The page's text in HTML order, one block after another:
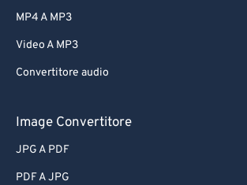
MP4 A MP3
Video A MP3
Convertitore audio
Image Convertitore
JPG A PDF
PDF A JPG